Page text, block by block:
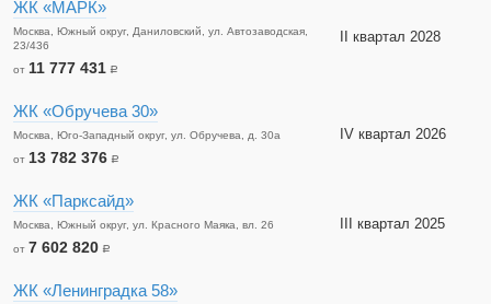
ЖК «МАРК»
Москва, Южный округ, Даниловский, ул. Автозаводская,
23/436
от 11 777 431 a
II квартал 2028
ЖК «Обручева 30»
Москва, Юго-Западный округ, ул. Обручева, д. 30а
от 13 782 376 a
IV квартал 2026
ЖК «Парксайд»
Москва, Южный округ, ул. Красного Маяка, вл. 26
от 7 602 820 a
III квартал 2025
ЖК «Ленинградка 58»